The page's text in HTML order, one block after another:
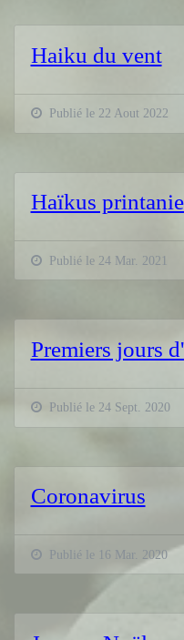
Haiku du vent
Publié le 22 Aout 2022
Haïkus
Publié le 24 Mar. 2021
Premiers jours
Publié le 24 Sept. 2020
Coronavirus
Publié le 16 Mar. 2020